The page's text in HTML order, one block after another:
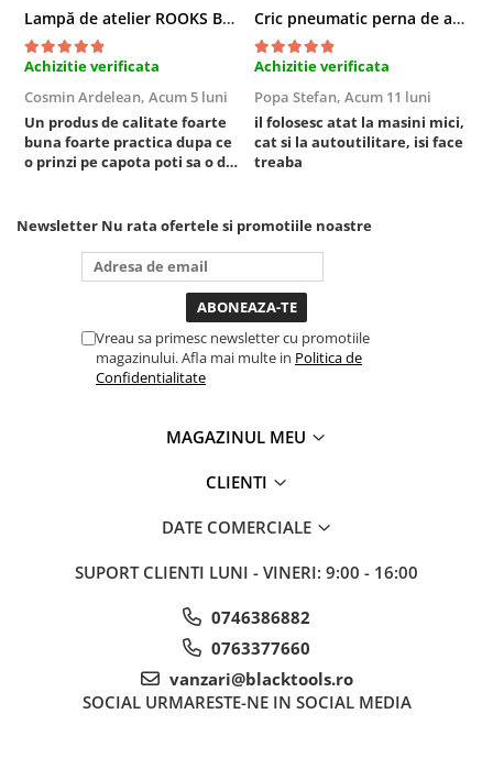
Slefuitoare Pneumatice
Scule speciale
Diagnoza si masurari
Injectoare
Motor
Rulmenti,Bucsi si Extractoare
Sistem franare
Sistem Vibro-Power
Sisteme de ridicare si sustinere
Capre Auto
Cricuri Hidraulice
Surubelnite Si Biti
Piese de schimb
Lampă de atelier ROOKS B2 HYBRID pentru capotă, 2000 lumeni, 5000 mAh
Achizitie verificata
Cosmin Ardelean, Acum 5 luni
Un produs de calitate foarte
buna foarte practica dupa ce
o prinzi pe capota poti sa o dai
puternica si de la baterie care
tine destul de mult dar daca o
bagi la priza nu mai ai treaba
toata ziua ,ce...
Cric pneumatic perna de aer cu inaltator 6T
Achizitie verificata
Popa Stefan, Acum 11 luni
il folosesc atat la masini mici,
cat si la autoutilitare, isi face
treaba
Newsletter Nu rata ofertele si promotiile noastre
Vreau sa primesc newsletter cu promotiile
magazinului. Afla mai multe in Politica de
Confidentialitate
MAGAZINUL MEU
CLIENTI
DATE COMERCIALE
SUPORT CLIENTI LUNI - VINERI: 9:00 - 16:00
0746386882
0763377660
vanzari@blacktools.ro
SOCIAL URMARESTE-NE IN SOCIAL MEDIA